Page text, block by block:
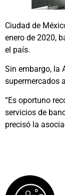
Ciudad de
enero de 2020,
el país.
Sin embargo, la
supermercados
“Es oportuno
servicios de
precisó la